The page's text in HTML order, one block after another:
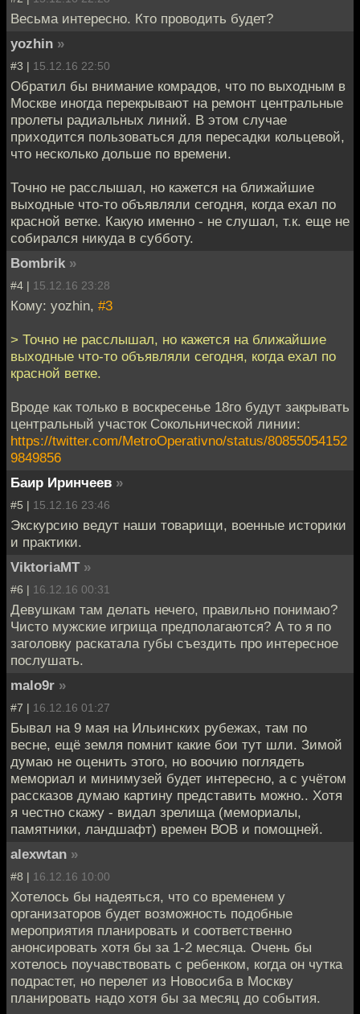
Весьма интересно. Кто проводить будет?
yozhin »
#3 | 15.12.16 22:50
Обратил бы внимание комрадов, что по выходным в
Москве иногда перекрывают на ремонт центральные
пролеты радиальных линий. В этом случае
приходится пользоваться для пересадки кольцевой,
что несколько дольше по времени.
Точно не расслышал, но кажется на ближайшие
выходные что-то объявляли сегодня, когда ехал по
красной ветке. Какую именно - не слушал, т.к. еще не
собирался никуда в субботу.
Bombrik »
#4 | 15.12.16 23:28
Кому: yozhin, #3
> Точно не расслышал, но кажется на ближайшие
выходные что-то объявляли сегодня, когда ехал по
красной ветке.
Вроде как только в воскресенье 18го будут закрывать
центральный участок Сокольнической линии:
https://twitter.com/MetroOperativno/status/80855054152
9849856
Баир Иринчеев »
#5 | 15.12.16 23:46
Экскурсию ведут наши товарищи, военные историки
и практики.
ViktoriaMT »
#6 | 16.12.16 00:31
Девушкам там делать нечего, правильно понимаю?
Чисто мужские игрища предполагаются? А то я по
заголовку раскатала губы съездить про интересное
послушать.
malo9r »
#7 | 16.12.16 01:27
Бывал на 9 мая на Ильинских рубежах, там по
весне, ещё земля помнит какие бои тут шли. Зимой
думаю не оценить этого, но воочию поглядеть
мемориал и минимузей будет интересно, а с учётом
рассказов думаю картину представить можно.. Хотя
я честно скажу - видал зрелища (мемориалы,
памятники, ландшафт) времен ВОВ и помощней.
alexwtan »
#8 | 16.12.16 10:00
Хотелось бы надеяться, что со временем у
организаторов будет возможность подобные
мероприятия планировать и соответственно
анонсировать хотя бы за 1-2 месяца. Очень бы
хотелось поучавствовать с ребенком, когда он чутка
подрастет, но перелет из Новосиба в Москву
планировать надо хотя бы за месяц до события.